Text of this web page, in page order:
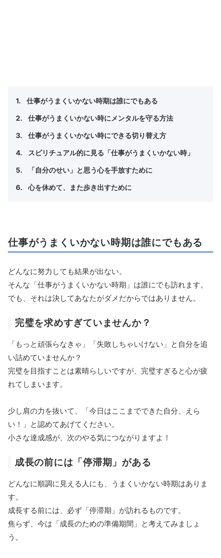
仕事がうまくいかない時期は誰にでもある
仕事がうまくいかない時にメンタルを守る方法
仕事がうまくいかない時にできる切り替え方
スピリチュアル的に見る「仕事がうまくいかない時」
「自分のせい」と思う心を手放すために
心を休めて、また歩き出すために
仕事がうまくいかない時期は誰にでもある
どんなに努力しても結果が出ない。
そんな「仕事がうまくいかない時期」は誰にでも訪れます。
でも、それは決してあなたがダメだからではありません。
完璧を求めすぎていませんか？
「もっと頑張らなきゃ」「失敗しちゃいけない」と自分を追
い詰めていませんか？
完璧を目指すことは素晴らしいですが、完璧すぎると心が疲
れてしまいます。
少し肩の力を抜いて、「今日はここまでできた自分、えら
い！」と認めてあげてください。
小さな達成感が、次のやる気につながりますよ！
成長の前には「停滞期」がある
どんなに順調に見える人にも、うまくいかない時期はありま
す。
成長する前には、必ず「停滞期」が訪れるものです。
焦らず、今は「成長のための準備期間」と考えてみましょ
う。